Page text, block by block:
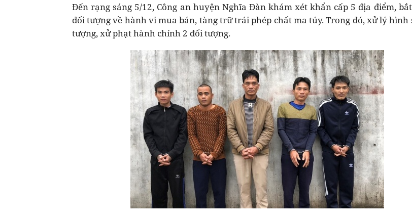
Đến rạng sáng 5/12, Công an huyện Nghĩa Đàn khám xét khẩn cấp 5 địa điểm,
đối tượng về hành vi mua bán, tàng trữ trái phép chất ma túy. Trong đó, xử lý hình
tượng, xử phạt hành chính 2 đối tượng.